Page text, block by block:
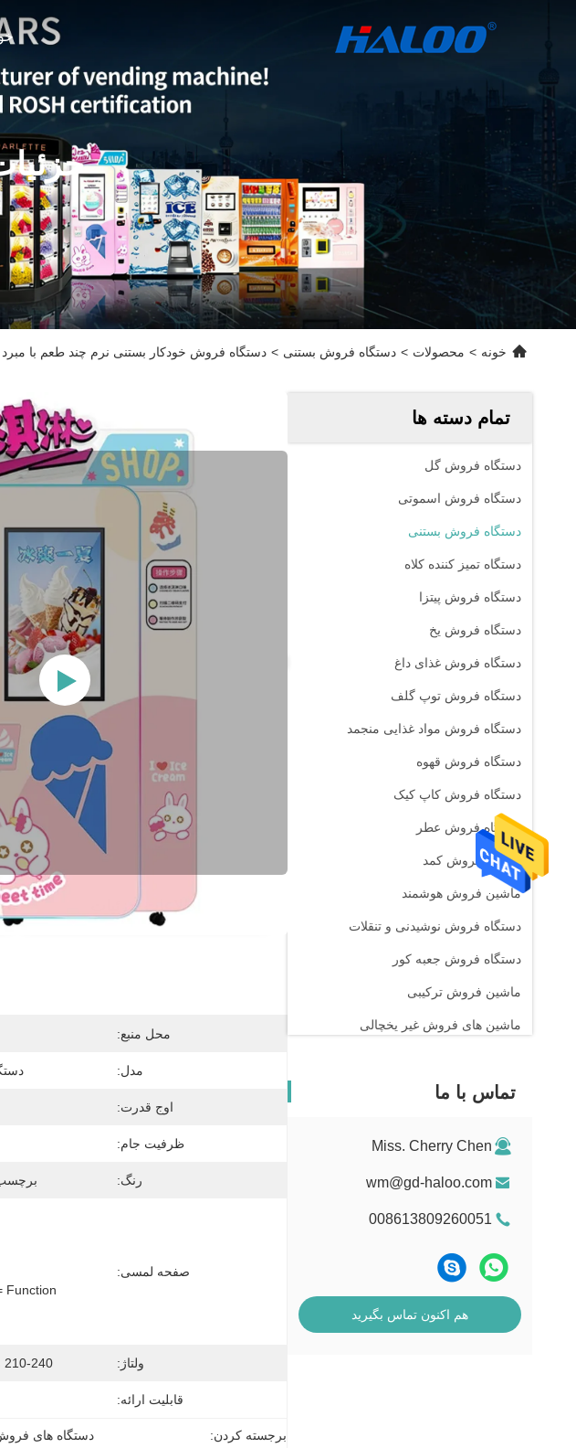
خونه > محصولات > دستگاه فروش بستنی > دستگاه فروش خودکار بستنی نرم چند طعم با مبرد 404A
تمام دسته ها
دستگاه فروش گل
دستگاه فروش اسموتی
دستگاه فروش بستنی
دستگاه تمیز کننده کلاه
دستگاه فروش پیتزا
دستگاه فروش یخ
دستگاه فروش غذای داغ
دستگاه فروش توپ گلف
دستگاه فروش مواد غذایی منجمد
دستگاه فروش قهوه
دستگاه فروش کاپ کیک
دستگاه فروش عطر
ماشین فروش کمد
ماشین فروش هوشمند
دستگاه فروش نوشیدنی و تنقلات
دستگاه فروش جعبه کور
ماشین فروش ترکیبی
ماشین های فروش غیر یخچالی
ماشین فروش مواد شوینده مایع
دستگاه فروش اسباب بازی جنسی
دستگاه فروش ناخن
تماس با ما
Miss. Cherry Chen
wm@gd-haloo.com
008613809260051
هم اکنون تماس بگیرید
اطلاعات جزئیات
محل منبع:
مدل:
اوج قدرت:
ظرفیت جام:
رنگ:
صفحه لمسی:
ولتاژ: 210-240 ولت AC، 50-60 هرتز
قابلیت ارائه:
برجسته کردن: دستگاه های